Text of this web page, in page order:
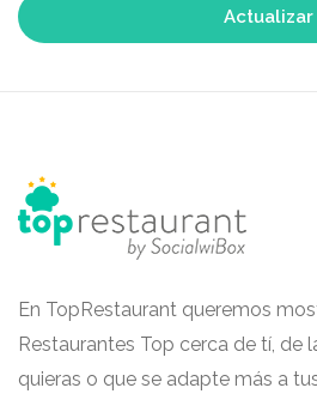
Actualizar
En TopRestaurant queremos
Restaurantes Top cerca de tí, de
quieras o que se adapte más a